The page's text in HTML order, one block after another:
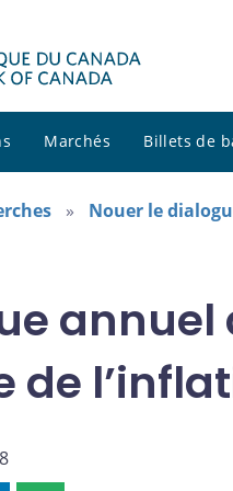
Marchés Billets de
Nouer le
annuel
de